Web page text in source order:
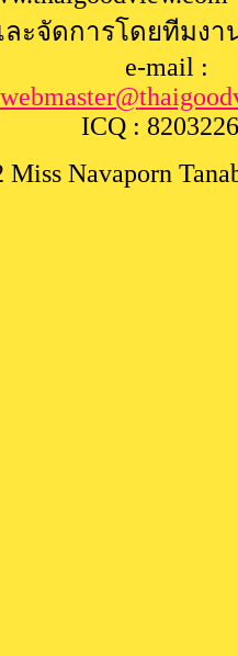
ละจัดการโดยทีมง
e-mail :
webmaster@
ICQ :
Navaporn